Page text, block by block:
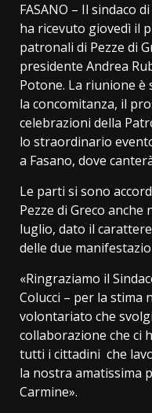
FASANO – Il sindaco
ha ricevuto giovedì il
patronali di Pezze di
presidente Andrea
Potone. La riunione
la concomitanza, il
celebrazioni della
lo straordinario
a Fasano, dove
Le parti si sono
Pezze di Greco anche
luglio, dato il
delle due
«Ringraziamo il
Colucci – per la stima
volontariato che
collaborazione che ci
tutti i cittadini che
la nostra amatissima
Carmine».